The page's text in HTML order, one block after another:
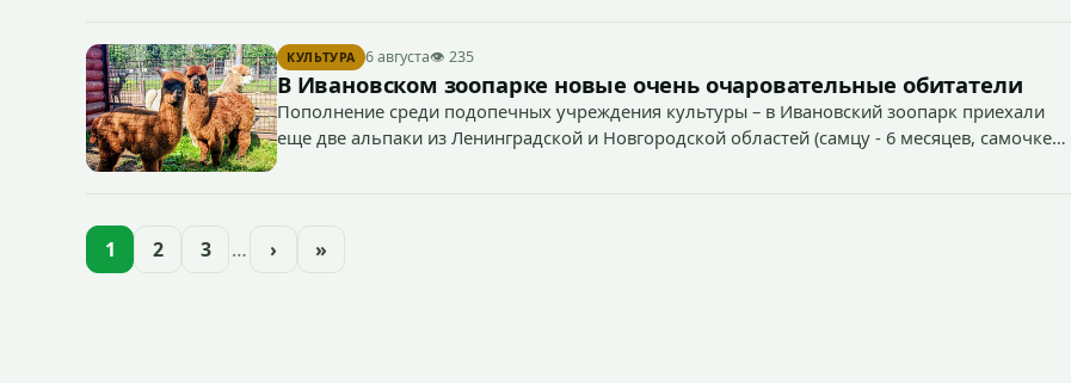
КУЛЬТУРА 6 августа👁 235
В Ивановском зоопарке новые очень очаровательные обитатели
Пополнение среди подопечных учреждения культуры – в Ивановский зоопарк приехали
еще две альпаки из Ленинградской и Новгородской областей (самцу - 6 месяцев, самочке
1 2 3 … › »